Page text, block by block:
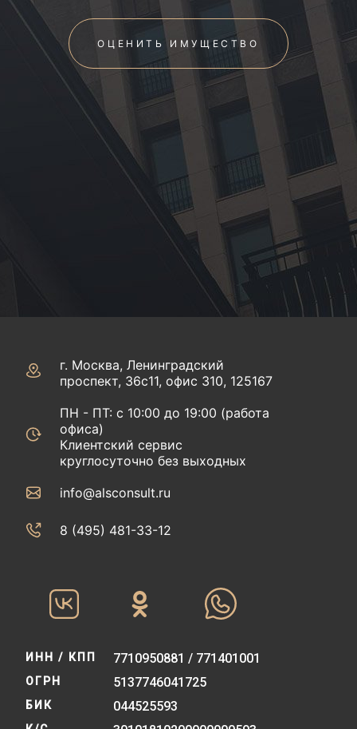
ОЦЕНИТЬ ИМУЩЕСТВО
г. Москва, Ленинградский
проспект, 36с11, офис 310, 125167
ПН - ПТ: с 10:00 до 19:00 (работа
офиса)
Клиентский сервис
круглосуточно без выходных
info@alsconsult.ru
8 (495) 481-33-12‬‬
ИНН / КПП 7710950881 / 771401001
ОГРН 5137746041725
БИК 044525593